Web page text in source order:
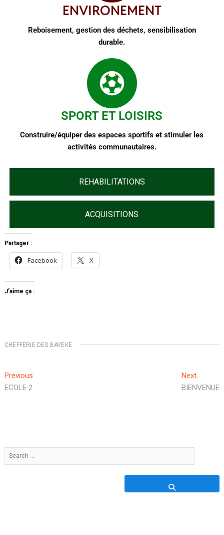
REHABILITATIONS
ACQUISITIONS
ENVIRONEMENT
Reboisement, gestion des déchets, sensibilisation
durable.
SPORT ET LOISIRS
Construire/équiper des espaces sportifs et stimuler les
activités communautaires.
Partager :
Facebook X
J’aime ça :
CHEFFERIE DES BAYEKE
Previous
ECOLE 2
Next
BIENVENUE